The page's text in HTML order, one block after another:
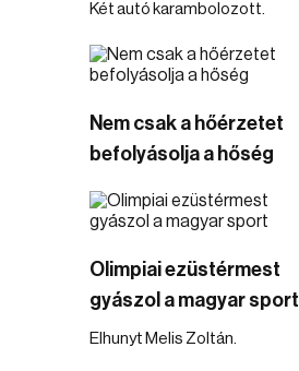
Két autó karambolozott.
Nem csak a hőérzetet
befolyásolja a hőség
Olimpiai ezüstérmest
gyászol a magyar sport
Elhunyt Melis Zoltán.